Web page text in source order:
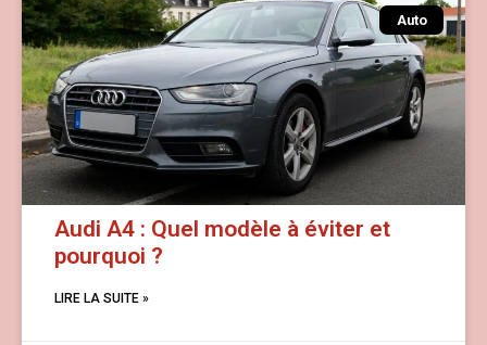
Auto
Audi A4 : Quel modèle à éviter et
pourquoi ?
LIRE LA SUITE »